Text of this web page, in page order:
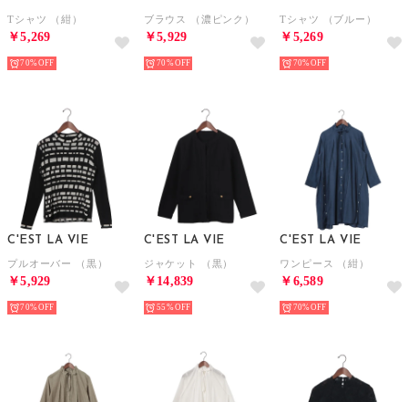
Tシャツ （紺）
￥5,269
70%
ブラウス （濃ピンク）
￥5,929
70%
Tシャツ （ブルー）
￥5,269
70%
C'EST LA VIE
プルオーバー （黒）
￥5,929
70%
C'EST LA VIE
ジャケット （黒）
￥14,839
55%
C'EST LA VIE
ワンピース （紺）
￥6,589
70%